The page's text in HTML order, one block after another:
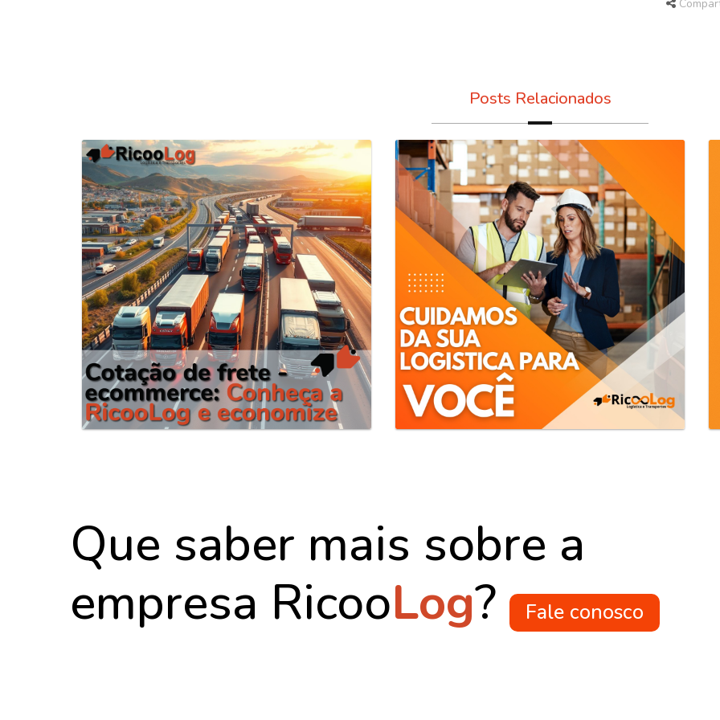
Posts Relacionados
Que saber mais sobre a
empresa RicooLog? Fale conosco